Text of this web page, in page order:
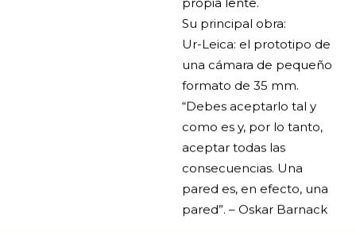
propia lente.
Su principal obra:
Ur-Leica: el prototipo de
una cámara de pequeño
formato de 35 mm.
“Debes aceptarlo tal y
como es y, por lo tanto,
aceptar todas las
consecuencias. Una
pared es, en efecto, una
pared”. – Oskar Barnack